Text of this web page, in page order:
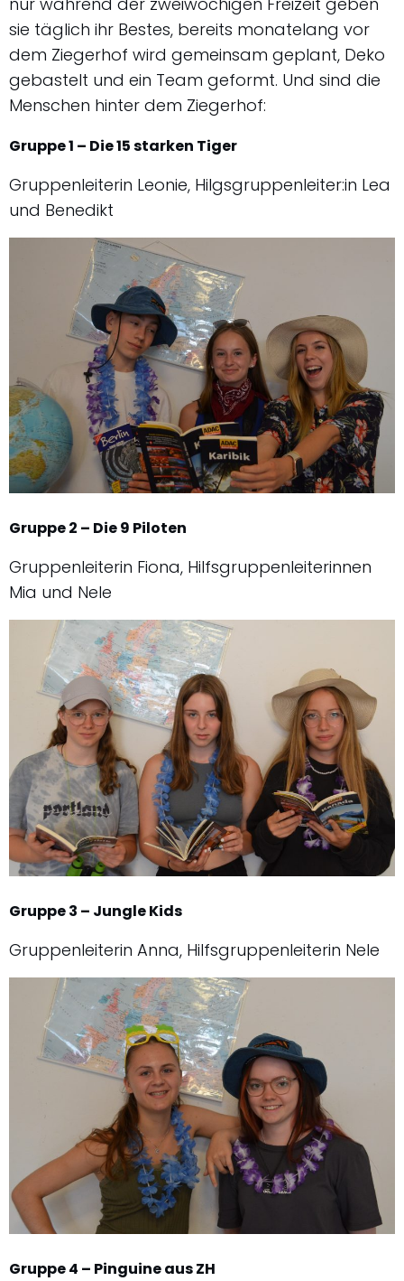
sie täglich ihr Bestes, bereits monatelang vor
dem Ziegerhof wird gemeinsam geplant, Deko
gebastelt und ein Team geformt. Und sind die
Menschen hinter dem Ziegerhof:
Gruppe 1 – Die 15 starken Tiger
Gruppenleiterin Leonie, Hilgsgruppenleiter:in Lea
und Benedikt
Gruppe 2 – Die 9 Piloten
Gruppenleiterin Fiona, Hilfsgruppenleiterinnen
Mia und Nele
Gruppe 3 – Jungle Kids
Gruppenleiterin Anna, Hilfsgruppenleiterin Nele
Gruppe 4 – Pinguine aus ZH